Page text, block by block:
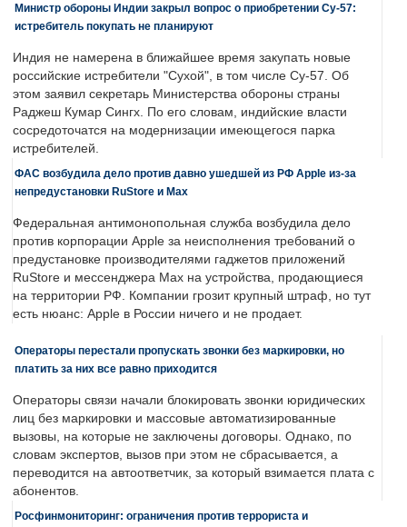
Министр обороны Индии закрыл вопрос о приобретении Су-57:
истребитель покупать не планируют
Индия не намерена в ближайшее время закупать новые
российские истребители "Сухой", в том числе Су-57. Об
этом заявил секретарь Министерства обороны страны
Раджеш Кумар Сингх. По его словам, индийские власти
сосредоточатся на модернизации имеющегося парка
истребителей.
ФАС возбудила дело против давно ушедшей из РФ Apple из-за
непредустановки RuStore и Max
Федеральная антимонопольная служба возбудила дело
против корпорации Apple за неисполнения требований о
предустановке производителями гаджетов приложений
RuStore и мессенджера Max на устройства, продающиеся
на территории РФ. Компании грозит крупный штраф, но тут
есть нюанс: Apple в России ничего и не продает.
Операторы перестали пропускать звонки без маркировки, но
платить за них все равно приходится
Операторы связи начали блокировать звонки юридических
лиц без маркировки и массовые автоматизированные
вызовы, на которые не заключены договоры. Однако, по
словам экспертов, вызов при этом не сбрасывается, а
переводится на автоответчик, за который взимается плата с
абонентов.
Росфинмониторинг: ограничения против террориста и